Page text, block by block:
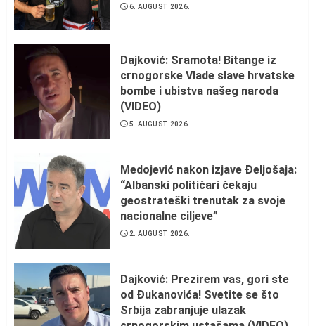
6. AUGUST 2026.
Dajković: Sramota! Bitange iz
crnogorske Vlade slave hrvatske
bombe i ubistva našeg naroda
(VIDEO)
5. AUGUST 2026.
Medojević nakon izjave Đeljošaja:
“Albanski političari čekaju
geostrateški trenutak za svoje
nacionalne ciljeve”
2. AUGUST 2026.
Dajković: Prezirem vas, gori ste
od Đukanovića! Svetite se što
Srbija zabranjuje ulazak